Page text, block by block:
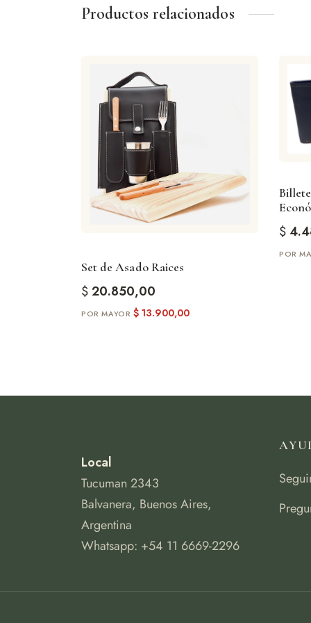
Productos relacionados
Set de Asado Raices
$20.850,00
$ 13.900,00
$
Local
Tucuman 2343
Balvanera, Buenos Aires,
Argentina
Whatsapp: +54 11 6669-2296